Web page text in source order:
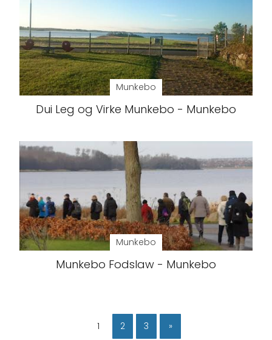
Munkebo
Dui Leg og Virke Munkebo - Munkebo
Munkebo
Munkebo Fodslaw - Munkebo
1 2 3 »